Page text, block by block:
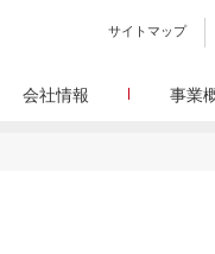
サイトマップ
会社情報 事業